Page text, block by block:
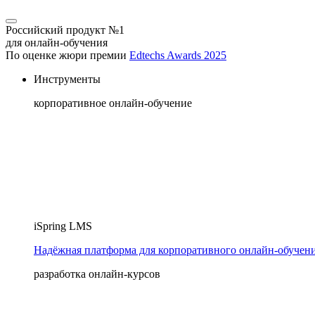
Российский продукт №1
для онлайн-обучения
По оценке жюри премии Edtechs Awards 2025
Инструменты
корпоративное онлайн-обучение
iSpring LMS
Надёжная платформа для корпоративного
разработка онлайн-курсов